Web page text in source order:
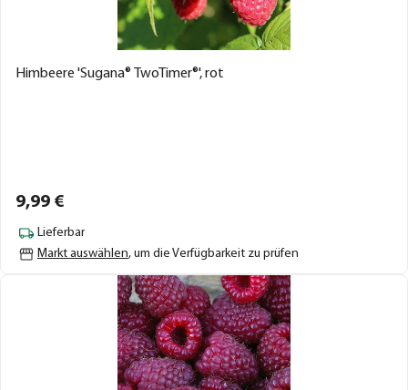
Himbeere 'Sugana® TwoTimer®', rot
9,99 €
Lieferbar
Markt auswählen, um die Verfügbarkeit zu prüfen